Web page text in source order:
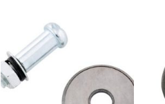
listu